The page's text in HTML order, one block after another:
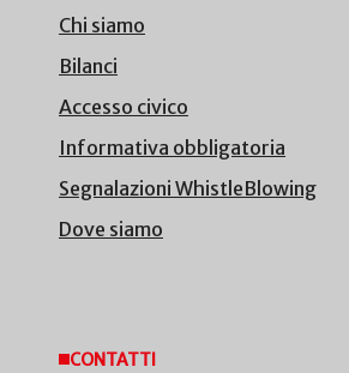
Chi siamo
Bilanci
Accesso civico
Informativa obbligatoria
Segnalazioni WhistleBlowing
Dove siamo
CONTATTI